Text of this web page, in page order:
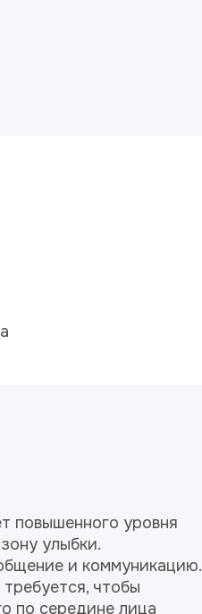
повышенного уровня
улыбки.
и коммуникацию.
чтобы
по середине лица